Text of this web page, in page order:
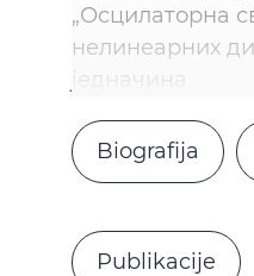
„Осцилаторна
нелинеарних
једначина
Biografija
Publikacije